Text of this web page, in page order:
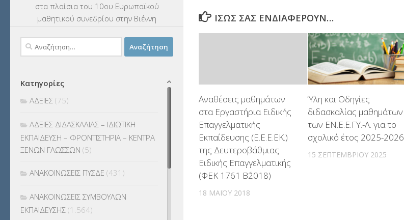
ΊΣΩΣ ΣΑΣ ΕΝΔΙΑΦΈΡΟΥΝ…
Αναθέσεις μαθημάτων
στα Εργαστήρια Ειδικής
Επαγγελματικής
Εκπαίδευσης (Ε.Ε.Ε.ΕΚ.)
της Δευτεροβάθμιας
Ειδικής Επαγγελματικής
(ΦΕΚ 1761 Β΄2018)
18 ΜΑΪ́ΟΥ 2018
Ύλη και Οδηγίες
διδασκαλίας μαθημάτων
των ΕΝ.Ε.Ε.ΓΥ.-Λ. για το
σχολικό έτος 2025-2026
15 ΣΕΠΤΕΜΒΡΊΟΥ 2025
στα πλαίσια του 10ου Ευρωπαϊκού
μαθητικού συνεδρίου στην Βιέννη
Αναζήτηση
για:
Κατηγορίες
ΑΔΕΙΕΣ (75)
ΑΔΕΙΕΣ ΔΙΔΑΣΚΑΛΙΑΣ – ΙΔΙΩΤΙΚΗ
ΕΚΠΑΙΔΕΥΣΗ – ΦΡΟΝΤΙΣΤΗΡΙΑ – ΚΕΝΤΡΑ
ΞΕΝΩΝ ΓΛΩΣΣΩΝ (5)
ΑΝΑΚΟΙΝΩΣΕΙΣ ΠΥΣΔΕ (431)
ΑΝΑΚΟΙΝΩΣΕΙΣ ΣΥΜΒΟΥΛΩΝ
ΕΚΠΑΙΔΕΥΣΗΣ (1.564)